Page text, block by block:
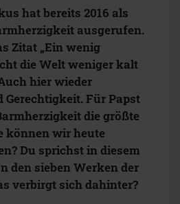
hat bereits 2016 als
ausgerufen.
Zitat „Ein wenig
die Welt weniger kalt
hier wieder
Für Papst
die größte
können wir heute
Du sprichst in diesem
den sieben Werken der
verbirgt sich dahinter?